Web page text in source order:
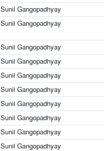
Sunil Gangopadhyay
Sunil Gangopadhyay
Sunil Gangopadhyay
Sunil Gangopadhyay
Sunil Gangopadhyay
Sunil Gangopadhyay
Sunil Gangopadhyay
Sunil Gangopadhyay
Sunil Gangopadhyay
Sunil Gangopadhyay